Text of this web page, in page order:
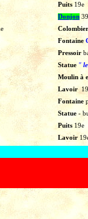
Puits 19e
Donjon 39
Colombier
Fontaine
Pressoir
Statue "
Moulin à
Lavoir
Fontaine
Statue -
Puits 19e
Lavoir